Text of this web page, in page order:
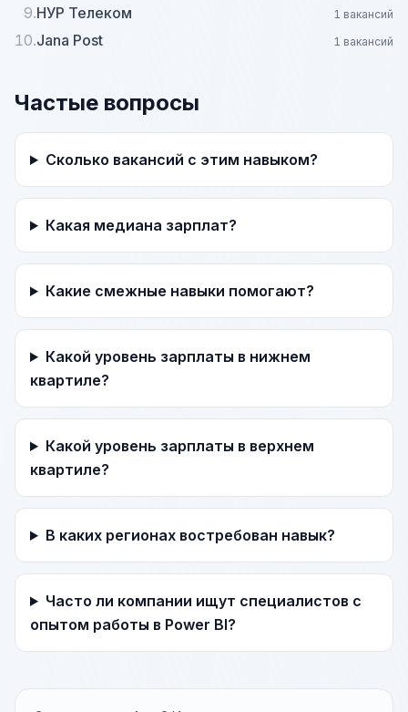
9.НУР Телеком 1 вакансий
10.Jana Post 1 вакансий
Частые вопросы
Сколько вакансий с этим навыком?
Какая медиана зарплат?
Какие смежные навыки помогают?
Какой уровень зарплаты в нижнем
квартиле?
Какой уровень зарплаты в верхнем
квартиле?
В каких регионах востребован навык?
Часто ли компании ищут специалистов с
опытом работы в Power BI?